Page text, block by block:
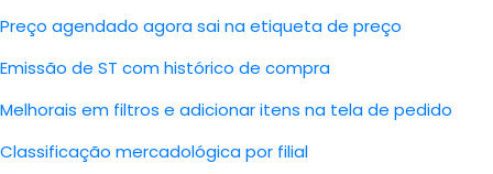
Preço agendado agora sai na etiqueta de preço
Emissão de ST com histórico de compra
Melhorais em filtros e adicionar itens na tela de pedido
Classificação mercadológica por filial